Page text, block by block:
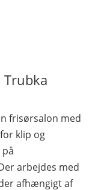
Trubka
frisørsalon med
klip og
arbejdes med
afhængigt af